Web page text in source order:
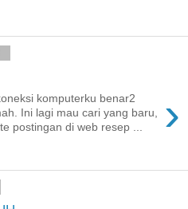
›
komputerku benar2
Ini lagi mau cari yang baru,
postingan di web resep ...